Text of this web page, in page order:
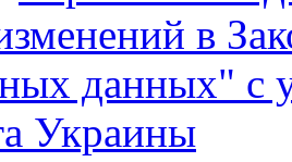
в
данных" с
Украины